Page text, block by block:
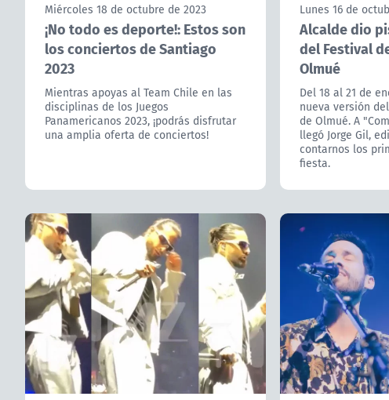
Miércoles 18 de octubre de 2023
¡No todo es deporte!: Estos son
los conciertos de Santiago
2023
Mientras apoyas al Team Chile en las
disciplinas de los Juegos
Panamericanos 2023, ¡podrás disfrutar
una amplia oferta de conciertos!
Lunes 16 de
Alcalde dio
del Festival
Olmué
Del 18 al 21 de
nueva versión
de Olmué. A
llegó Jorge Gil,
contarnos los
fiesta.